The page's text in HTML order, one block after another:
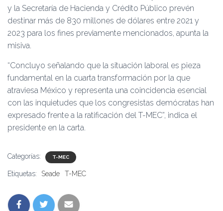
y la Secretaría de Hacienda y Crédito Público prevén
destinar más de 830 millones de dólares entre 2021 y
2023 para los fines previamente mencionados, apunta la
misiva.
“Concluyo señalando que la situación laboral es pieza
fundamental en la cuarta transformación por la que
atraviesa México y representa una coincidencia esencial
con las inquietudes que los congresistas demócratas han
expresado frente a la ratificación del T-MEC”, indica el
presidente en la carta.
Categorías: T-MEC
Etiquetas: Seade T-MEC